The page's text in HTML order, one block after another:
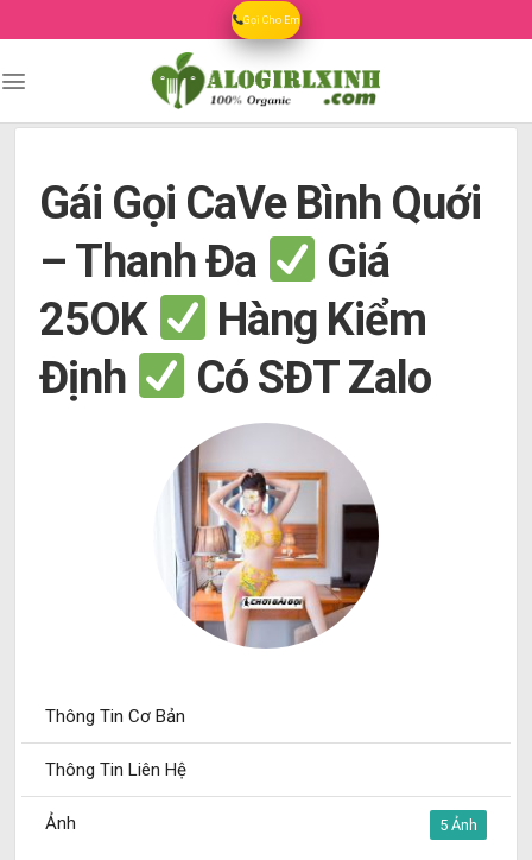
to
Gọi Cho Em
Gái Gọi CaVe Bình Quới
– Thanh Đa
Giá
25OK
Hàng Kiểm
Định
Có SĐT Zalo
Thông Tin Cơ Bản
Thông Tin Liên Hệ
5
Ảnh